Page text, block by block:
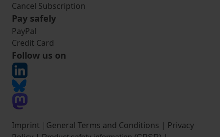
Cancel Subscription
Pay safely
PayPal
Credit Card
Follow us on
Imprint | General Terms and Conditions | Privacy